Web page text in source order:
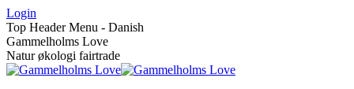
Skip
to
content
Login
Top Header Menu - Danish
Gammelholms Love
Natur økologi fairtrade